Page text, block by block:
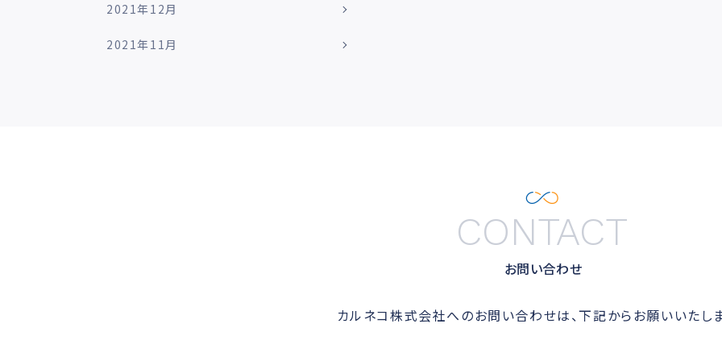
2021年12月
2021年11月
CONTACT
お問い合わせ
カルネコ株式会社へのお問い合わせは、下記からお願いいたし